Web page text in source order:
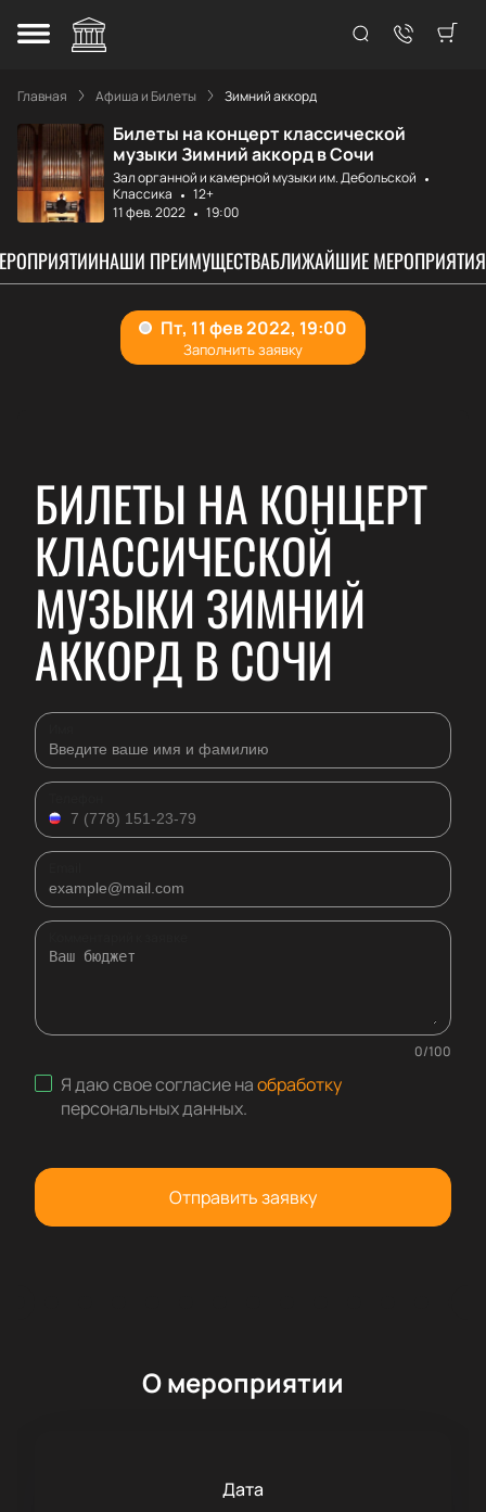
Главная Афиша и Билеты Зимний аккорд
Билеты на концерт классической
музыки Зимний аккорд в Сочи
Зал органной и камерной музыки им. Дебольской
Классика
12+
11 фев. 2022
19:00
НАШИ ПРЕИМУЩЕСТВАБЛИЖАЙШИЕ МЕРОПРИЯТИЯ
БИЛЕТЫ НА КОНЦЕРТ
КЛАССИЧЕСКОЙ
МУЗЫКИ ЗИМНИЙ
АККОРД В СОЧИ
0/100
Я даю свое согласие наобработку
персональных данных.
Отправить заявку
О мероприятии
Дата